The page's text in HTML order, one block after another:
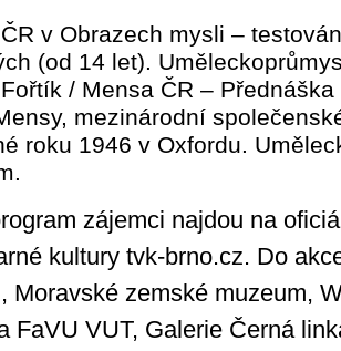
v Obrazech mysli –
(od 14 let).
/ Mensa ČR –
mezinárodní
roku 1946 v Oxfordu.
zájemci najdou na
kultury tvk-brno.cz. Do
Moravské zemské muzeum,
FaVU VUT, Galerie Černá